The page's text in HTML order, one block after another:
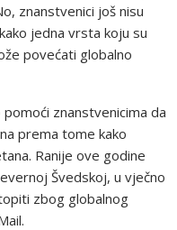
znanstvenici još nisu
jedna vrsta koju su
povećati globalno
znanstvenicima da
prema tome kako
Ranije ove godine
Švedskoj, u vječno
zbog globalnog